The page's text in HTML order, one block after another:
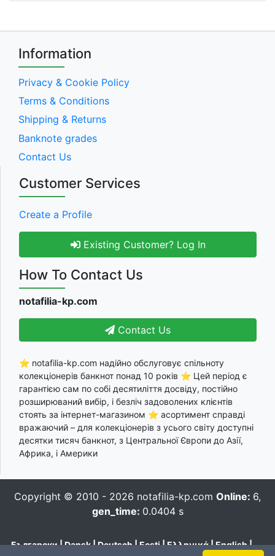
Information
Privacy & Cookie Policy
Terms & Conditions
Shipping & Returns
Banknote grades
Contact Us
Customer Services
Create a Profile
Existing Customer? Log In
How To Contact Us
notafilia-kp.com
Contact Us
⭐ notafilia-kp.com надійно обслуговує спільноту
колекціонерів банкнот понад 10 років ⭐ Цей період є
гарантією сам по собі десятиліття досвіду, постійно
розширюваний вибір, і безліч задоволених клієнтів
стоять за інтернет-магазином ⭐ асортимент справді
вражаючий – для колекціонерів з усього світу доступні
десятки тисяч банкнот, з Центральної Європи до Азії,
Африка, і Америки
Copyright © 2010 - 2026 notafilia-kp.com Online: 6,
gen_time: 0.0404 s
Български|Dansk|Deutsch|Eesti|Ελληνικά|English|